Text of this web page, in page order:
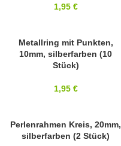
1,95 €
10MMMetallring mit Punkten,
10mm, silberfarben (10
Stück)
1,95 €
Perlenrahmen Kreis, 20mm,
silberfarben (2 Stück)